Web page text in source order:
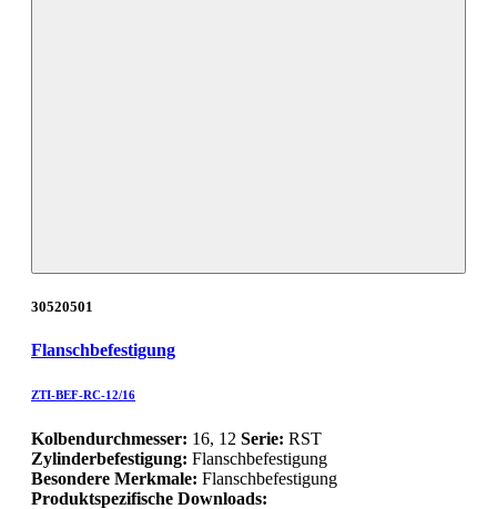
30520501
Flanschbefestigung
ZTI-BEF-RC-12/16
Kolbendurchmesser: 16, 12 Serie: RST
Zylinderbefestigung: Flanschbefestigung
Besondere Merkmale: Flanschbefestigung
Produktspezifische Downloads: